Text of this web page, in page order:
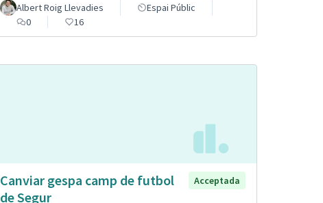
Albert Roig Llevadies
Espai Públic
0
16
Canviar gespa camp de futbol
de Segur
Acceptada